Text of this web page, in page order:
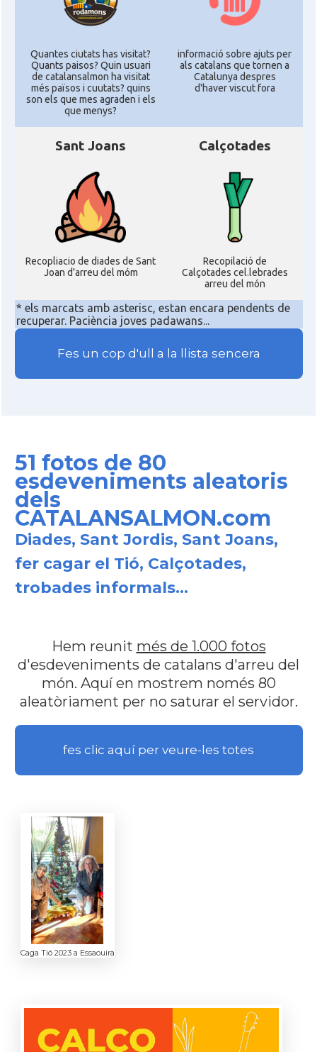
Quantes ciutats has visitat?
Quants paisos? Quin usuari
de catalansalmon ha visitat
més països i cuutats? quins
son els que mes agraden i els
que menys?
informació sobre ajuts per
als catalans que tornen a
Catalunya despres
d'haver viscut fora
Sant Joans
Recopliacio de diades de Sant
Joan d'arreu del móm
Calçotades
Recopilació de
Calçotades cel.lebrades
arreu del món
* els marcats amb asterisc, estan encara pendents de
recuperar. Paciència joves padawans...
Fes un cop d'ull a la llista sencera
51 fotos de 80
esdeveniments aleatoris
dels
CATALANSALMON.com
Diades, Sant Jordis, Sant Joans,
fer cagar el Tió, Calçotades,
trobades informals...
Hem reunit més de 1.000 fotos
d'esdeveniments de catalans d'arreu del
món. Aquí en mostrem només 80
aleatòriament per no saturar el servidor.
fes clic aquí per veure-les totes
Caga Tió 2023 a Essaouira